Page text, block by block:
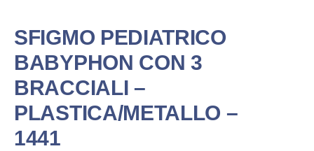
SFIGMO PEDIATRICO
BABYPHON CON 3
BRACCIALI –
PLASTICA/METALLO –
1441